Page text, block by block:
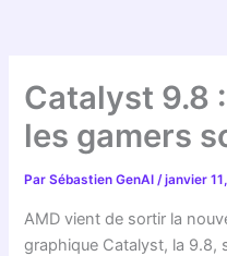
Catalyst 9.8
les gamers
ParSébastien GenAI/janvier
AMD vient de sortir la
graphique Catalyst, la 9.8,